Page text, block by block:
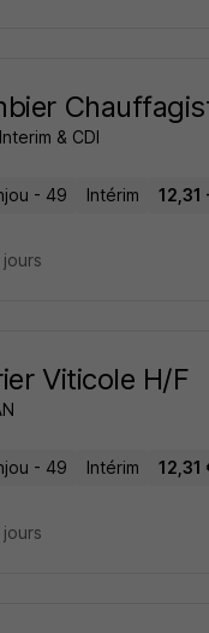
& CDI
- 49 Intérim 12,31
Viticole H/F
- 49 Intérim 12,31